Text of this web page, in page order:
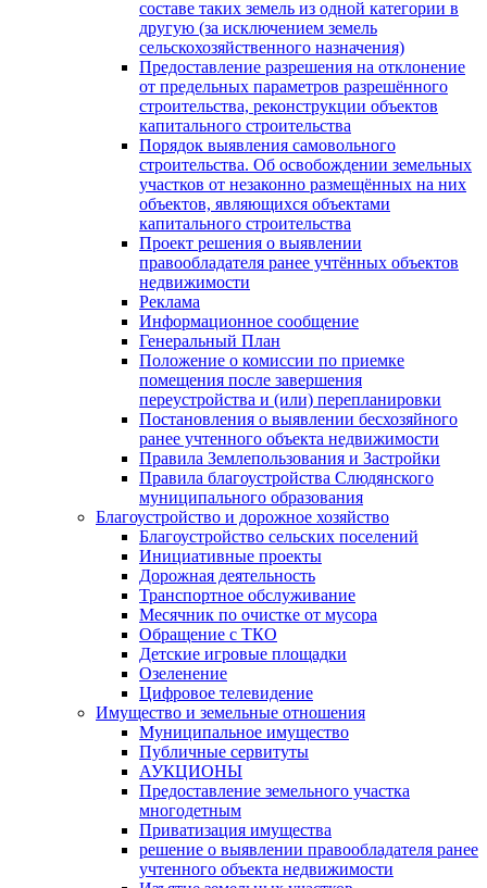
составе таких земель из одной категории в
другую (за исключением земель
сельскохозяйственного назначения)
Предоставление разрешения на отклонение
от предельных параметров разрешённого
строительства, реконструкции объектов
капитального строительства
Порядок выявления самовольного
строительства. Об освобождении земельных
участков от незаконно размещённых на них
объектов, являющихся объектами
капитального строительства
Проект решения о выявлении
правообладателя ранее учтённых объектов
недвижимости
Реклама
Информационное сообщение
Генеральный План
Положение о комиссии по приемке
помещения после завершения
переустройства и (или) перепланировки
Постановления о выявлении бесхозяйного
ранее учтенного объекта недвижимости
Правила Землепользования и Застройки
Правила благоустройства Слюдянского
муниципального образования
Благоустройство и дорожное хозяйство
Благоустройство сельских поселений
Инициативные проекты
Дорожная деятельность
Транспортное обслуживание
Месячник по очистке от мусора
Обращение с ТКО
Детские игровые площадки
Озеленение
Цифровое телевидение
Имущество и земельные отношения
Муниципальное имущество
Публичные сервитуты
АУКЦИОНЫ
Предоставление земельного участка
многодетным
Приватизация имущества
решение о выявлении правообладателя ранее
учтенного объекта недвижимости